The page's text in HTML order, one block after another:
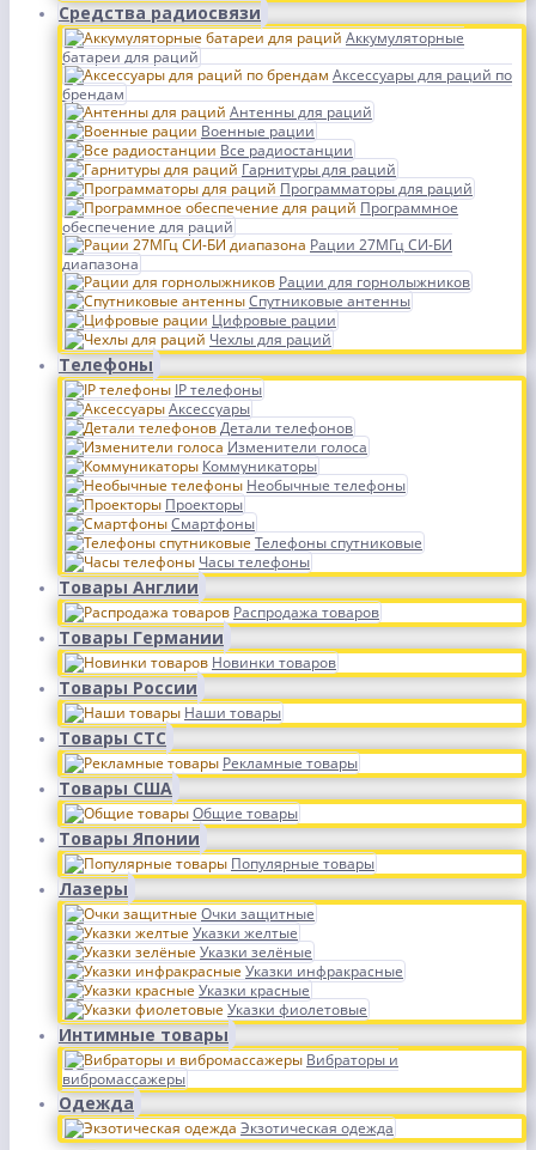
Средства радиосвязи
Аккумуляторные
батареи для раций
Аксессуары для раций по
брендам
Антенны для раций
Военные рации
Все радиостанции
Гарнитуры для раций
Программаторы для раций
Программное
обеспечение для раций
Рации 27МГц СИ-БИ
диапазона
Рации для горнолыжников
Спутниковые антенны
Цифровые рации
Чехлы для раций
Телефоны
IP телефоны
Аксессуары
Детали телефонов
Изменители голоса
Коммуникаторы
Необычные телефоны
Проекторы
Смартфоны
Телефоны спутниковые
Часы телефоны
Товары Англии
Распродажа товаров
Товары Германии
Новинки товаров
Товары России
Наши товары
Товары СТС
Рекламные товары
Товары США
Общие товары
Товары Японии
Популярные товары
Лазеры
Очки защитные
Указки желтые
Указки зелёные
Указки инфракрасные
Указки красные
Указки фиолетовые
Интимные товары
Вибраторы и
вибромассажеры
Одежда
Экзотическая одежда